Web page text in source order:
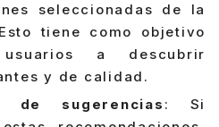
seleccionadas de la
tiene como objetivo
a descubrir
y de calidad.
de sugerencias : Si